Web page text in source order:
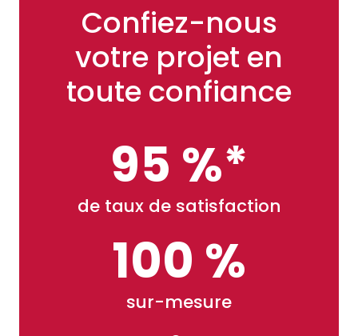
Confiez-nous
votre projet en
toute confiance
95 %*
de taux de satisfaction
100 %
sur-mesure